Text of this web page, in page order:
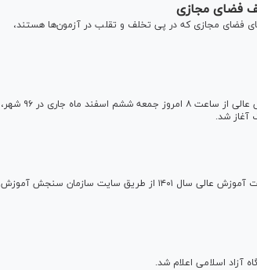
فضای مجازی
فضای مجازی که در پی تخلف و تقلب در آزمون‌ها هستند،
رقابت بیش از ۱۸۶ هزار داوطلب دکتری سال ۱۴۰۱ دانشگاه‌ها و موسسات آموزش عالی از ساعت ۸ امروز جمعه ششم اسفند ماه جاری در ۹۶ شهر،
توزیع کارت ورود به جلسه آزمون دکتری تخصصی (PHD) دانشگاه‌ها و موسسات آموزش عالی سال ۱۴۰۱ از طریق سایت سازمان سنجش آموزش